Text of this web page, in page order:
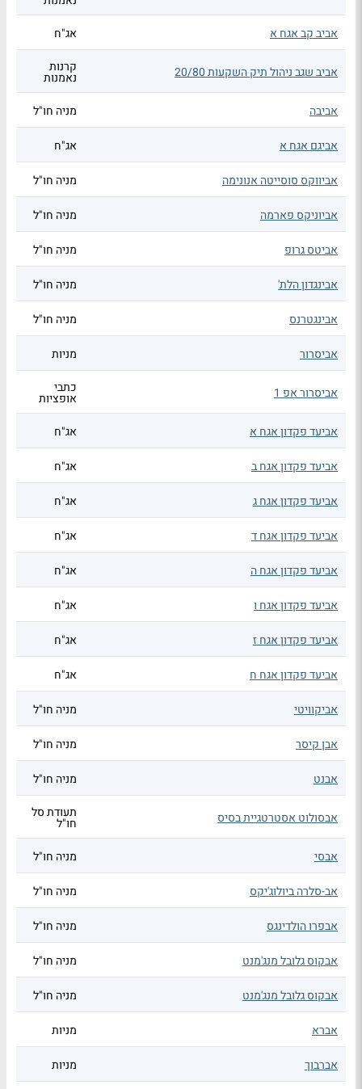
אביב קב אגח א
אג"ח
אביב שגב ניהול תיק השקעות 20/80 קרנות
נאמנות
אביבה
מניה חו"ל
אביגם אגח א אג"ח
אביווקס סוסייטה אנונימה מניה חו"ל
אביוניקס פארמה מניה חו"ל
אביטס גרופ מניה חו"ל
אבינגדון הלת' מניה חו"ל
אבינגטרנס מניה חו"ל
אביסרור מניות
אביסרור אפ 1 כתבי
אופציות
אביעד פקדון אגח א
אג"ח
אביעד פקדון אגח ב אג"ח
אביעד פקדון אגח ג אג"ח
אביעד פקדון אגח ד אג"ח
אביעד פקדון אגח ה אג"ח
אביעד פקדון אגח ו אג"ח
אביעד פקדון אגח ז אג"ח
אביעד פקדון אגח ח אג"ח
אביקוויטי מניה חו"ל
אבן קיסר מניה חו"ל
אבנט מניה חו"ל
אבסולוט אסטרטגיית בסיס תעודת סל
חו"ל
אבסי
מניה חו"ל
אב-סלרה ביולוג'יקס מניה חו"ל
אבפרו הולדינגס מניה חו"ל
אבקוס גלובל מנג'מנט מניה חו"ל
אבקוס גלובל מנג'מנט מניה חו"ל
אברא מניות
אברבוך מניות